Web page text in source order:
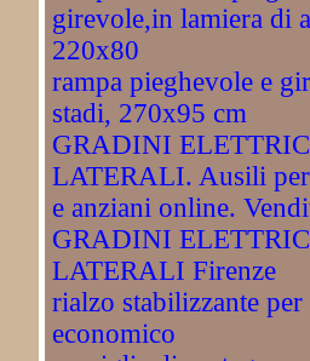
girevole,in lamiera di
220x80
rampa pieghevole e
stadi, 270x95 cm
GRADINI
LATERALI. Ausili
e anziani online.
GRADINI
LATERALI Firenze
rialzo stabilizzante per
economico